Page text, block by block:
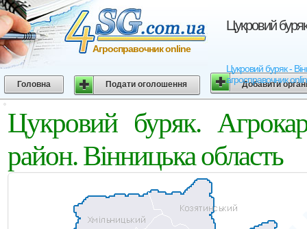
Цукровий
Цукровий буряк -
агросправочник
Агросправочник online
Головна Подати оголошення Добавити
Цукровий буряк.
район. Вінницька область